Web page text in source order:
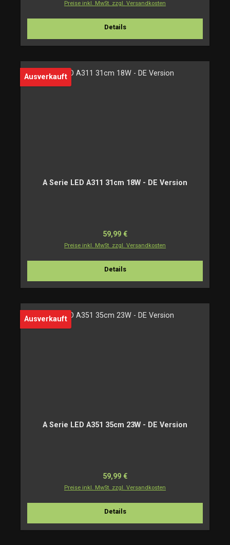
Preise inkl. MwSt. zzgl. Versandkosten
Details
Ausverkauft
A Serie LED A311 31cm 18W - DE Version
Regulärer Preis:
59,99 €
Preise inkl. MwSt. zzgl. Versandkosten
Details
Ausverkauft
A Serie LED A351 35cm 23W - DE Version
Regulärer Preis:
59,99 €
Preise inkl. MwSt. zzgl. Versandkosten
Details